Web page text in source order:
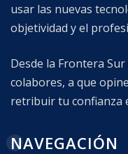
usar las nuevas
objetividad y el
Desde la Frontera
colabores, a que
retribuir tu confianza
NAVEGACIÓN